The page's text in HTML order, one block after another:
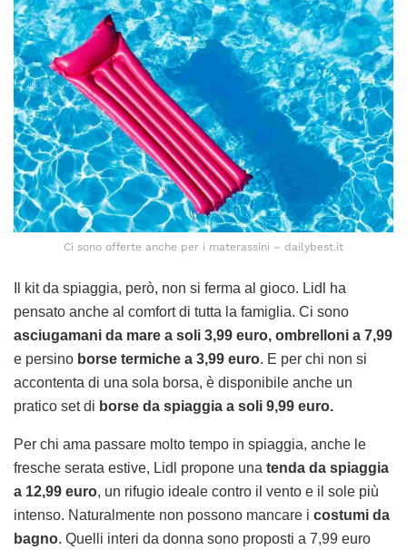
Ci sono offerte anche per i materassini – dailybest.it
Il kit da spiaggia, però, non si ferma al gioco. Lidl ha
pensato anche al comfort di tutta la famiglia. Ci sono
asciugamani da mare a soli 3,99 euro, ombrelloni a 7,99
e persino borse termiche a 3,99 euro. E per chi non si
accontenta di una sola borsa, è disponibile anche un
pratico set di borse da spiaggia a soli 9,99 euro.
Per chi ama passare molto tempo in spiaggia, anche le
fresche serata estive, Lidl propone una tenda da spiaggia
a 12,99 euro, un rifugio ideale contro il vento e il sole più
intenso. Naturalmente non possono mancare i costumi da
bagno. Quelli interi da donna sono proposti a 7,99 euro